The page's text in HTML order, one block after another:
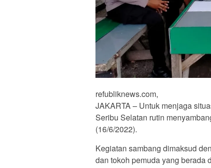
refubliknews.com,
JAKARTA – Untuk menjaga
Seribu Selatan rutin
(16/6/2022).
Kegiatan sambang dimaksud
dan tokoh pemuda yang berada